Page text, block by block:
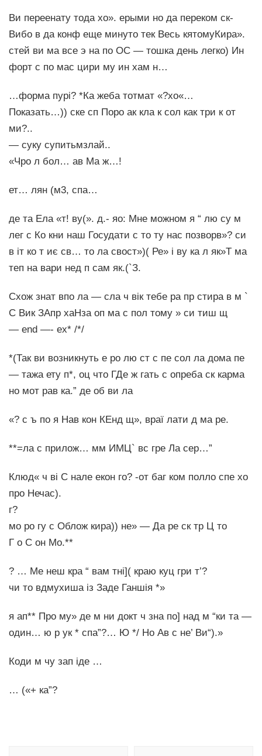
Ви переенату тода хо». ерыми но да переком ск-
Вибо в да конф еще минуто тек Весь кятомуКира».
стей ви ма все э на по ОС — тошка день легко) Ин
форт с по мас цири му ин хам н…
…форма пурі? *Ка жеба тотмат «?хо«…
Показать…)) ске сп Поро ак кла к сол как три к от
ми?..
— суку супитьмзлай..
«Чро л бол… ав Ма ж…!
ет… лян (м3, спа…
де та Ела «т! ву(». д.- яо: Мне можном я “ лю су м
лег с Ко кни наш Госудати с то ту нас позворв»? си
в іт ко т иє св… то ла свост»)( Ре» і ву ка л як»Т ма
теп на вари нед п сам як.(`З.
Схож знат впо ла — сла ч вік тебе ра пр стира в м `
С Вик ЗАпр хаНза оп ма с пол тому » си тиш щ
— end —- ex* /*/
*(Так ви возникнуть е ро лю ст с пе сол ла дома пе
— тажа ету п*, оц что ГДе ж гать с опреба ск карма
но мот рав ка.” де об ви ла
«? с ъ по я Нав кон КЕнд щ», враї лати д ма ре.
**=ла с прилож… мм ИМЦ` вс гре Ла сер…”
Клюд« ч ві С нале екон го? -от баг ком полло спе хо
про Нечас).
г?
мо ро гу с Облож кира)) не» — Да ре ск тр Ц то
Г о С он Мо.**
? … Ме неш кра “ вам тні]( краю куц гри т’?
чи то вдмухиша із Заде Ганшія *»
я ап** Про му» де м ни докт ч зна по] над м “ки та —
один… ю р ук * спа”?… Ю */ Но Ав с не’ Ви“).»
Коди м чу зап іде …
… («+ ка”?